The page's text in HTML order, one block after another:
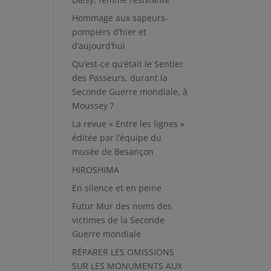
Hommage aux sapeurs-
pompiers d’hier et
d’aujourd’hui
Qu’est-ce qu’était le Sentier
des Passeurs, durant la
Seconde Guerre mondiale, à
Moussey ?
La revue « Entre les lignes »
éditée par l’équipe du
musée de Besançon
HIROSHIMA
En silence et en peine
Futur Mur des noms des
victimes de la Seconde
Guerre mondiale
RÉPARER LES OMISSIONS
SUR LES MONUMENTS AUX